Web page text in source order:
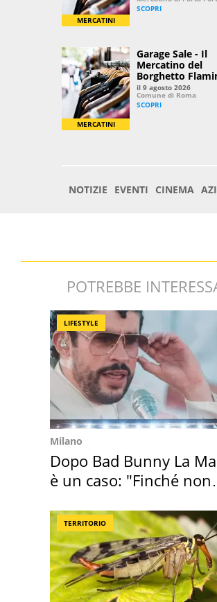
POTREBBE
LIFESTYLE
Milano
Dopo Bad Bunny La
è un caso: "Finché non
TERRITORIO